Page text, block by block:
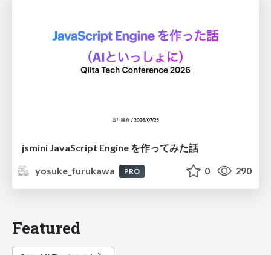
jsmini JavaScript Engine を作ってみた話
yosuke_furukawa
PRO 0 290
Featured